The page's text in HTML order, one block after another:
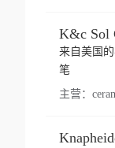
K&c Sol
来自美国
笔
主营：